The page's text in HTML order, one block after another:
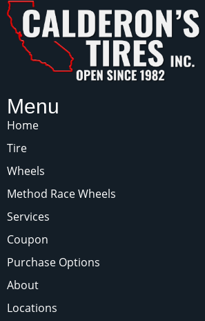
Menu
Home
Tire
Wheels
Method Race Wheels
Services
Coupon
Purchase Options
About
Locations